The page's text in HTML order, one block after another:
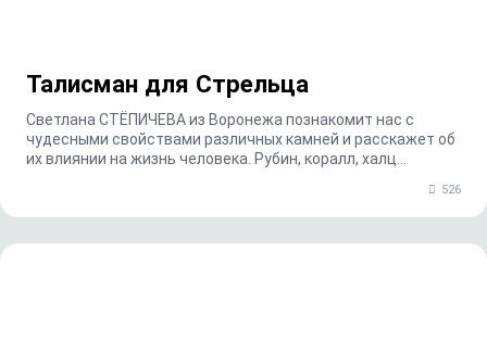
Талисман для Стрельца
Светлана СТЁПИЧЕВА из Воронежа познакомит нас с
чудесными свойствами различных камней и расскажет об
их влиянии на жизнь человека. Рубин, коралл, халц...
526